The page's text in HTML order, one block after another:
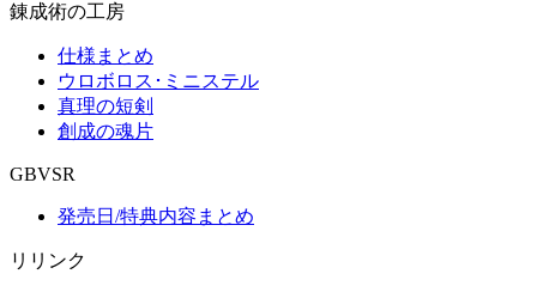
錬成術の工房
仕様まとめ
ウロボロス･ミニステル
真理の短剣
創成の魂片
GBVSR
発売日/特典内容まとめ
リリンク